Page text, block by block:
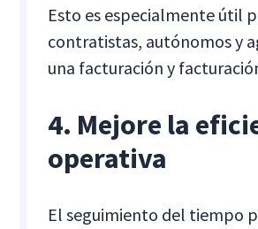
Esto es especialmente útil
contratistas, autónomos y
una facturación y
4. Mejore la
operativa
El seguimiento del tiempo